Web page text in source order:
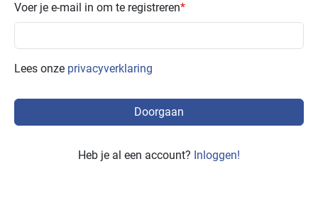
Voer je e-mail in om te registreren*
Lees onze privacyverklaring
Heb je al een account? Inloggen!